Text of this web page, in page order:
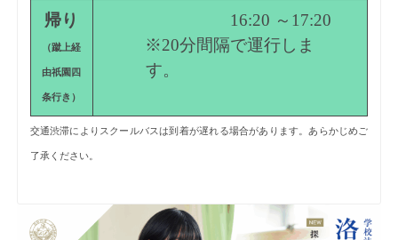
帰り
（蹴上経
由祇園四
条行き）
16:20 ～17:20
※20分間隔で運行しま
す。
交通渋滞によりスクールバスは到着が遅れる場合があります。あらかじめご
了承ください。